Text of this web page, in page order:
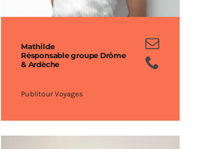
Mathilde
Résponsable groupe Drôme
& Ardèche
Publitour Voyages